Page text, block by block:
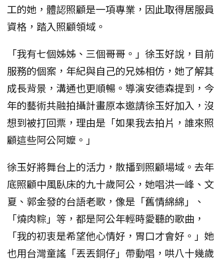
工的她，體認照顧是一項專業，因此取得居服員
資格，踏入照顧領域。
「我有七個姊姊、三個哥哥。」徐玉好說，目前
服務的個案，年紀與自己的兄姊相仿，她了解其
成長背景，溝通也更順暢。導演安德森提到，今
年的藝術共融拍攝計畫原本邀請徐玉好加入，沒
想到被打回票，理由是「如果我去拍片，誰來照
顧這些阿公阿嬤。」
徐玉好將舞台上的活力，散播到照顧場域。去年
底照顧中風臥床的九十歲阿公，她唱洪一峰、文
夏、郭金發的台語老歌，像是「舊情綿綿」、
「燒肉粽」等，都是阿公年輕時愛聽的歌曲，
「我的初衷是希望他心情好，胃口才會好。」她
也用台灣童謠「丟丟銅仔」帶動唱，哄八十幾歲